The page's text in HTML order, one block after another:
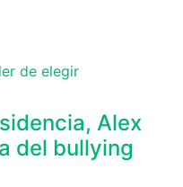
Alex
del bullying